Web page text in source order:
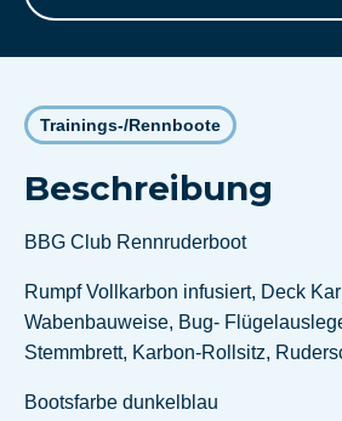
Trainings-/Rennboote
Beschreibung
BBG Club Rennruderboot
Rumpf Vollkarbon infusiert, Deck
Wabenbauweise, Bug-
Stemmbrett, Karbon-Rollsitz,
Bootsfarbe dunkelblau